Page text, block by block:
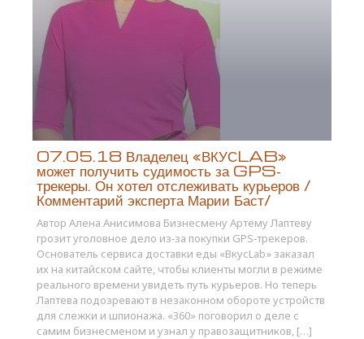
07.05.18 Владелец «ВКУСLAB»
может получить судимость за GPS‐
трекеры. Он хотел отслеживать курьеров /
Комментарий эксперта Марии Баст/
Автор Алена Анисимова Бизнесмену Артему Лаптеву
грозит уголовное дело из‐за покупки GPS‐трекеров.
Основатель сервиса доставки еды «ВкусLab» заказал
их на китайском сайте, чтобы клиенты могли в режиме
реального времени увидеть путь курьеров. Но теперь
Лаптева подозревают в незаконном обороте устройств
для слежки и шпионажа. «360» поговорил о деле с
самим бизнесменом и узнал у правозащитников, […]